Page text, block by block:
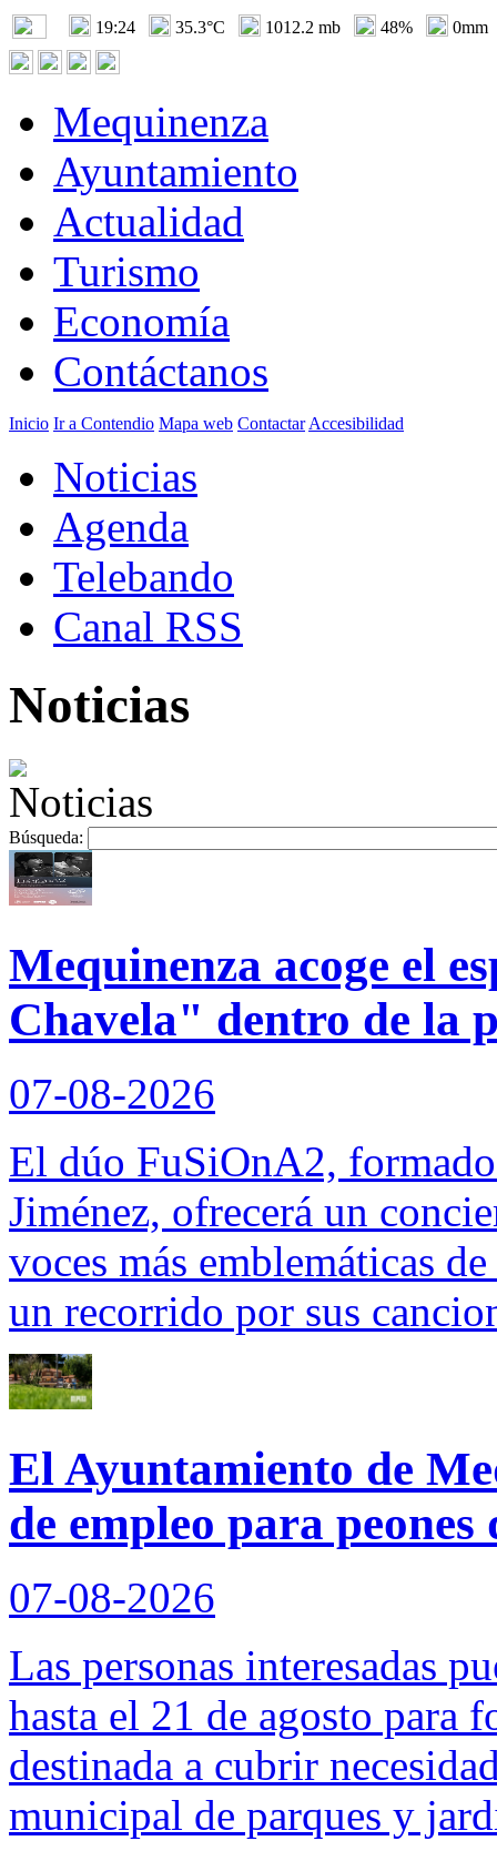
19:24 35.3°C 1012.2 mb 48% 0mm
Mequinenza
Ayuntamiento
Actualidad
Turismo
Economía
Contáctanos
Inicio Ir a Contendio Mapa web Contactar Accesibilidad
Noticias
Agenda
Telebando
Canal RSS
Noticias
Búsqueda:
Mequinenza acoge el
Chavela" dentro de la
07-08-2026
El dúo FuSiOnA2,
Jiménez, ofrecerá un
voces más emblemáticas
un recorrido por sus
El Ayuntamiento de
de empleo para
07-08-2026
Las personas interesadas
hasta el 21 de agosto para
destinada a cubrir
municipal de parques y